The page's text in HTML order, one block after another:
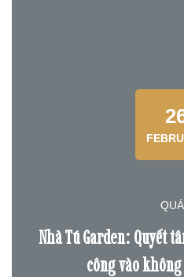
Nhà Tú Garden: Quyết
công vào